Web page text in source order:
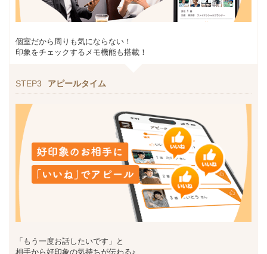
個室だから周りも気にならない！
印象をチェックするメモ機能も搭載！
STEP3 アピールタイム
「もう一度お話したいです」と
相手から好印象の気持ちが伝わる♪